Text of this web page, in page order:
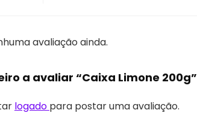
avaliação ainda.
a avaliar “Caixa Limone 200g”
logado para postar uma avaliação.